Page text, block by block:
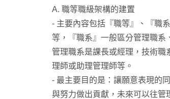
A. 職等職級架構的建置
- 主要內容包括『職等』、『職
等，『職系』一般區分管理職系
管理職系是課長或經理，技術
理師或助理管理師等。
- 最主要目的是：讓願意表現的
與努力做出貢獻，未來可以往管